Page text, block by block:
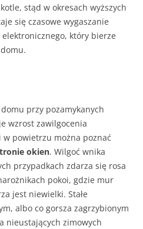
stąd w okresach wyższych
się czasowe wygaszanie
który bierze
przy pozamykanych
wzrost zawilgocenia
powietrzu można poznać
okien. Wilgoć wnika
przypadkach zdarza się rosa
pokoi, gdzie mur
jest niewielki. Stałe
albo co gorsza zagrzybionym
nieustających zimowych